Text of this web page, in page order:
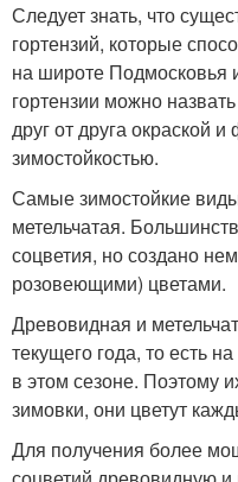
Следует знать, что
гортензий, которые
на широте Подмосковья
гортензии можно
друг от друга окраской
зимостойкостью.
Самые зимостойкие
метельчатая.
соцветия, но создано
розовеющими) цветами.
Древовидная и
текущего года, то есть
в этом сезоне. Поэтому
зимовки, они цветут
Для получения более